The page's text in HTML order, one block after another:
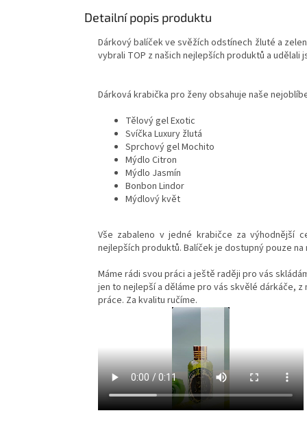
Detailní popis produktu
Dárkový balíček ve svěžích odstínech žluté a
vybrali TOP z našich nejlepších produktů a udělali
Dárková krabička pro ženy obsahuje naše
Tělový gel Exotic
Svíčka Luxury žlutá
Sprchový gel Mochito
Mýdlo Citron
Mýdlo Jasmín
Bonbon Lindor
Mýdlový květ
Vše zabaleno v jedné krabičce za výhodnější
nejlepších produktů. Balíček je dostupný pouze na
Máme rádi svou práci a ještě raději pro vás
jen to nejlepší a děláme pro vás skvělé dárkáče,
práce. Za kvalitu ručíme.